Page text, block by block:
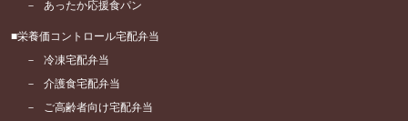
あったか応援食パン
栄養価コントロール宅配弁当
冷凍宅配弁当
介護食宅配弁当
ご高齢者向け宅配弁当